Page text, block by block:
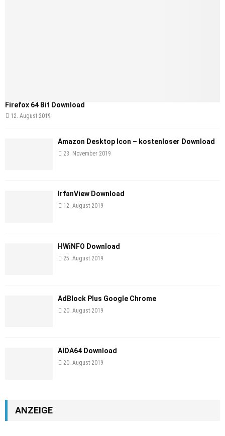
Firefox 64 Bit Download
12. August 2019
Amazon Desktop Icon – kostenloser Download
23. November 2019
IrfanView Download
12. August 2019
HWiNFO Download
25. August 2019
AdBlock Plus Google Chrome
20. August 2019
AIDA64 Download
20. August 2019
ANZEIGE